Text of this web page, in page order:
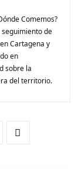
Comemos?
de
Cartagena y
en
sobre la
del territorio.